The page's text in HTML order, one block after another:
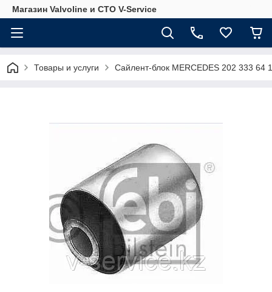
Магазин Valvoline и СТО V-Service
Товары и услуги Сайлент-блок MERCEDES 202 333 64